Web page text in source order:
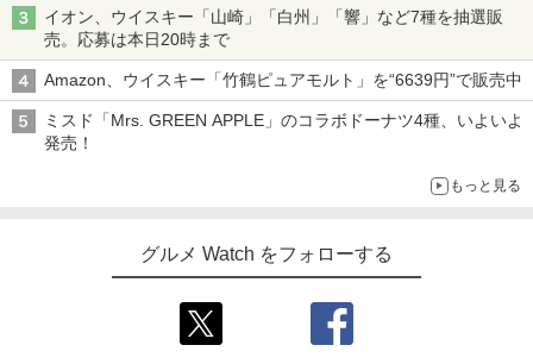
イオン、ウイスキー「山崎」「白州」「響」など7種を抽選販
売。応募は本日20時まで
Amazon、ウイスキー「竹鶴ピュアモルト」を“6639円”で販売中
ミスド「Mrs. GREEN APPLE」のコラボドーナツ4種、いよいよ
発売！
もっと見る
グルメ Watch をフォローする